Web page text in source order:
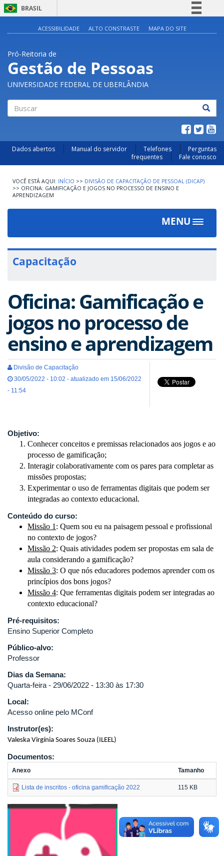
BRASIL
Acesso à informação
Legislação
Canais
ACESSIBILIDADE ALTO CONSTRASTE MAPA DO SITE
Pró-Reitoria de
Gestão de Pessoas
UNIVERSIDADE FEDERAL DE UBERLÂNDIA
Dados abertos Manual do servidor Telefones
Perguntas
frequentes
Fale conosco
INÍCIO >> DIVISÃO DE CAPACITAÇÃO DE PESSOAL (DICAP)
>> OFICINA: GAMIFICAÇÃO E JOGOS NO PROCESSO DE ENSINO E
APRENDIZAGEM
MENU
Toggle
Capacitação
Oficina: Gamificação e
jogos no processo de
ensino e aprendizagem
Divisão de Capacitação
30/05/2022 - 10:02 - atualizado em 15/06/2022
- 11:54
Objetivo:
Conhecer conceitos e premissas relacionados aos jogos e ao
processo de gamificação;
Interagir colaborativamente com os pares para completar as
missões propostas;
Experimentar o uso de ferramentas digitais que podem ser
integradas ao contexto educacional.
Conteúdo do curso:
Missão 1 : Quem sou eu na paisagem pessoal e profissional
no contexto de jogos?
Missão 2: Quais atividades podem ser propostas em sala de
aula considerando a gamificação?
Missão 3: O que nós educadores podemos aprender com os
princípios dos bons jogos?
Missão 4: Que ferramentas digitais podem ser integradas ao
contexto educacional?
Pré-requisitos:
Ensino Superior Completo
Público-alvo:
Professor
Dias da Semana:
Quarta-feira - 29/06/2022 - 13:30 às 17:30
Local:
Acesso online pelo MConf
Instrutor(es):
Valeska Virgínia Soares Souza (ILEEL)
Documentos:
Anexo Tamanho
Lista de inscritos - oficina gamificação 2022 115 KB